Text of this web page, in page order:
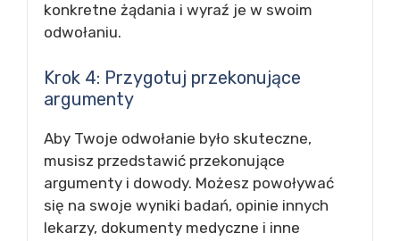
konkretne żądania i wyraź je w swoim
odwołaniu.
Krok 4: Przygotuj przekonujące
argumenty
Aby Twoje odwołanie było skuteczne,
musisz przedstawić przekonujące
argumenty i dowody. Możesz powoływać
się na swoje wyniki badań, opinie innych
lekarzy, dokumenty medyczne i inne